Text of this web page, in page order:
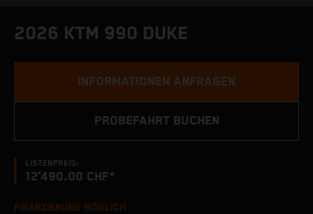
2026 KTM 990 DUKE
LISTENPREIS:
12’490.00 CHF*
INFORMATIONEN ANFRAGEN
PROBEFAHRT BUCHEN
FINANZIERUNG MÖGLICH